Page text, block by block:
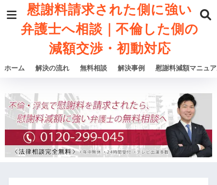
慰謝料請求された側に強い
弁護士へ相談｜不倫した側の
減額交渉・初動対応
ホーム 解決の流れ 無料相談 解決事例 慰謝料減額マニュ